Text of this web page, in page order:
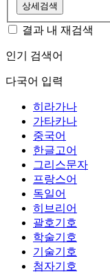
상세검색
결과 내 재검색
인기 검색어
다국어 입력
히라가나
가타카나
중국어
한글고어
그리스문자
프랑스어
독일어
히브리어
괄호기호
학술기호
기술기호
첨자기호